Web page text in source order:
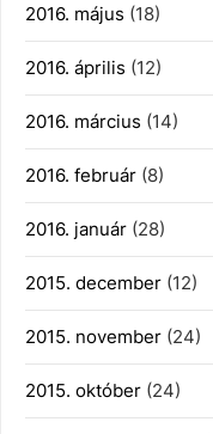
2016. május (18)
2016. április (12)
2016. március (14)
2016. február (8)
2016. január (28)
2015. december (12)
2015. november (24)
2015. október (24)